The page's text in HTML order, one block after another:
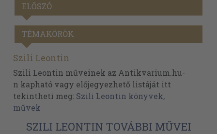
ELŐSZÓ
TÉMAKÖRÖK
Szili Leontin
Szili Leontin műveinek az Antikvarium.hu-
n kapható vagy előjegyezhető listáját itt
tekintheti meg: Szili Leontin könyvek,
művek
SZILI LEONTIN TOVÁBBI MŰVEI